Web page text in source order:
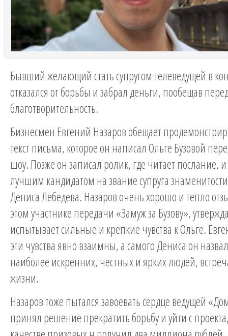
Бывший желающий стать супругом телеведущей в
отказался от борьбы и забрал деньги, пообещав
благотворительность.
Бизнесмен Евгений Назаров обещает
текст письма, которое он написал Ольге Бузовой
шоу. Позже он записал ролик, где читает послание,
лучшим кандидатом на звание супруга
Дениса Лебедева. Назаров очень хорошо и тепло
этом участнике передачи «Замуж за Бузову»,
испытывает сильные и крепкие чувства к Ольге.
эти чувства явно взаимны, а самого Дениса он
наиболее искренних, честных и ярких людей,
жизни.
Назаров тоже пытался завоевать сердце ведущей
принял решение прекратить борьбу и уйти с